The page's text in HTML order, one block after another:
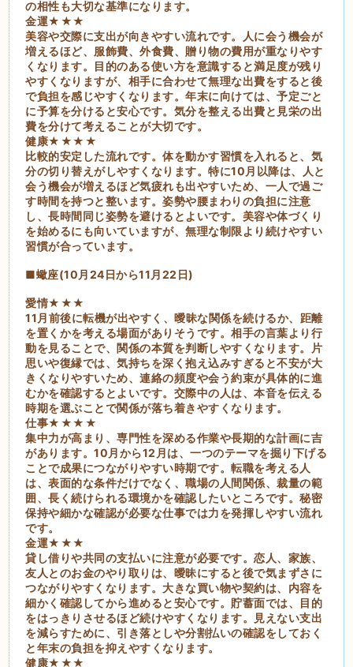
の相性も大切な基準になります。
金運★★★
美容や交際に支出が向きやすい流れです。人に会う機会が
増えるほど、服飾費、外食費、贈り物の費用が重なりやす
くなります。目的のある使い方を意識すると満足度が残り
やすくなりますが、相手に合わせて無理な出費をすると後
で負担を感じやすくなります。年末に向けては、予定ごと
に予算を分けると安心です。気分を整える出費と見栄の出
費を分けて考えることが大切です。
健康★★★★
比較的安定した流れです。体を動かす習慣を入れると、気
分の切り替えがしやすくなります。特に10月以降は、人と
会う機会が増えるほど気疲れも出やすいため、一人で過ご
す時間を持つと整います。姿勢や腰まわりの負担に注意
し、長時間同じ姿勢を避けるとよいです。美容や体づくり
を始めるにも向いていますが、無理な制限より続けやすい
習慣が合っています。
■蠍座(10月24日から11月22日)
愛情★★★
11月前後に転機が出やすく、曖昧な関係を続けるか、距離
を置くかを考える場面がありそうです。相手の言葉より行
動を見ることで、関係の本質を判断しやすくなります。片
思いや復縁では、気持ちを深く抱え込みすぎると不安が大
きくなりやすいため、連絡の頻度や会う約束が具体的に進
むかを確認するとよいです。交際中の人は、本音を伝える
時期を選ぶことで関係が落ち着きやすくなります。
仕事★★★★
集中力が高まり、専門性を深める作業や長期的な計画に吉
があります。10月から12月は、一つのテーマを掘り下げる
ことで成果につながりやすい時期です。転職を考える人
は、表面的な条件だけでなく、職場の人間関係、裁量の範
囲、長く続けられる環境かを確認したいところです。秘密
保持や細かな確認が必要な仕事では力を発揮しやすい流れ
です。
金運★★★
貸し借りや共同の支払いに注意が必要です。恋人、家族、
友人とのお金のやり取りは、曖昧にすると後で気まずさに
つながりやすくなります。大きな買い物や契約は、内容を
細かく確認してから進めると安心です。貯蓄面では、目的
をはっきりさせるほど続けやすくなります。見えない支出
を減らすために、引き落としや分割払いの確認をしておく
と年末の負担を抑えやすくなります。
健康★★★